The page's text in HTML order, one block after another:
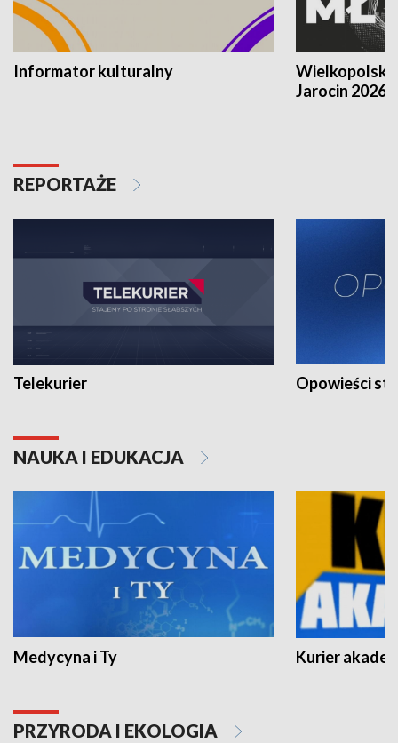
Informator kulturalny
Jarocin 2026
REPORTAŻE
Telekurier Opowieści
NAUKA I EDUKACJA
Medycyna i Ty Kurier
PRZYRODA I EKOLOGIA